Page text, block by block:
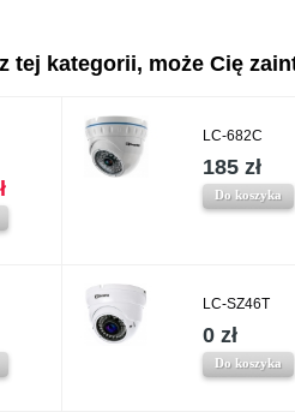
tej kategorii, może Cię
LC-682C
185 zł
Do koszyka
LC-SZ46T
0 zł
Do koszyka